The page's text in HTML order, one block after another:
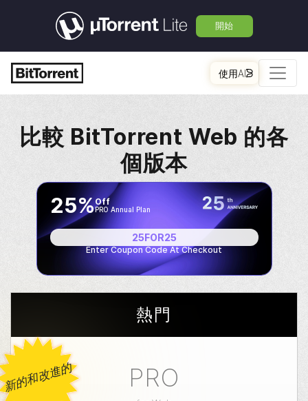
開始
使用AI
比較 BitTorrent Web 的各
個版本
Enter Coupon Code At Checkout
25FOR25
25%Off
PRO Annual Plan
新的和改進的
熱門
PRO